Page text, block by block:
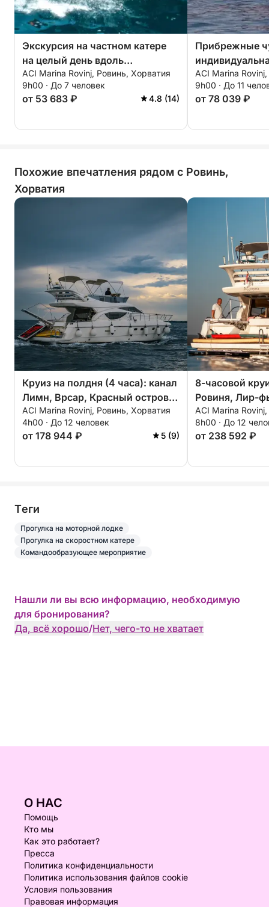
открытию новых мест, или спокойный круиз
вдоль побережья, эта поездка станет
незабываемым способом взглянуть на
Адриатическое море с совершенно другой
стороны.
Проведите день, исследуя потрясающее
Экскурсия на частном катере
на целый день вдоль
побережья Истрии
ACI Marina Rovinj, Ровинь, Хорватия
9h00 · До 7 человек
от 53 683 ₽ 4.8 (14)
Прибрежные
целый день.
ACI Marina
9h00 · До 11
от 78 039 ₽
Похожие впечатления рядом с Ровинь,
Хорватия
Круиз на полдня (4 часа): канал
Лимн, Врсар, Красный остров и
многое другое с напитками и
закусками
ACI Marina Rovinj, Ровинь, Хорватия
4h00 · До 12 человек
от 178 944 ₽ 5 (9)
8-часовой
Ровиня, Лир-
многое
закусками и
ACI Marina
8h00 · До 12
от 238 592 ₽
Tеги
Прогулка на моторной лодке
Прогулка на скоростном катере
Командообразующее мероприятие
Нашли ли вы всю информацию, необходимую
для бронирования?
Да, всё хорошо/Нет, чего-то не хватает
О НАС
Помощь
Кто мы
Как это работает?
Пресса
Политика конфиденциальности
Политика использования файлов cookie
Условия пользования
Правовая информация